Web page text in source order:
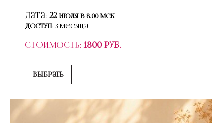
Дата: 22июля в 8.00 мск
Доступ: 3 месяца
Стоимость: 1800 руб.
Выбрать
Коучинговое сопровождение
Командное сопровождение